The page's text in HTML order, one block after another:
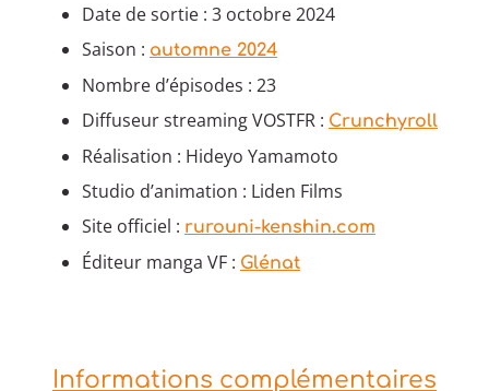
Date de sortie : 3 octobre 2024
Saison : automne 2024
Nombre d’épisodes : 23
Diffuseur streaming VOSTFR : Crunchyroll
Réalisation : Hideyo Yamamoto
Studio d’animation : Liden Films
Site officiel : rurouni-kenshin.com
Éditeur manga VF : Glénat
Informations complémentaires